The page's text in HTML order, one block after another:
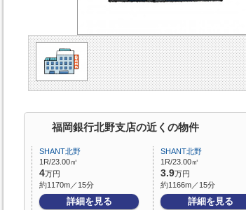
福岡銀行北野支店の近くの物件
SHANT北野
1R/23.00㎡
4万円
約1170m／15分
詳細を見る
SHANT北野
1R/23.00㎡
3.9万円
約1166m／15分
詳細を見る